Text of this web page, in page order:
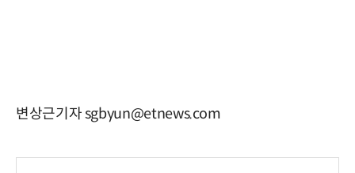
변상근기자 sgbyun@etnews.com